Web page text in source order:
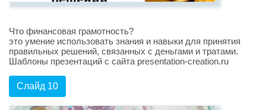
Что финансовая грамотность?
это умение использовать знания и навыки для принятия
правильных решений, связанных с деньгами и тратами.
Шаблоны презентаций с сайта presentation-creation.ru
Слайд 10